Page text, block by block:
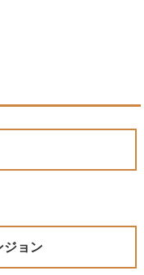
ジョン